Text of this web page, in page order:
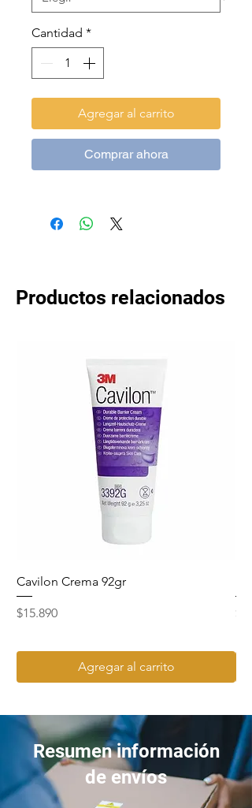
Cantidad *
Agregar al carrito
Comprar ahora
Productos relacionados
Cavilon Crema 92gr
Precio
$15.890
Agregar al carrito
Resumen información
de envíos